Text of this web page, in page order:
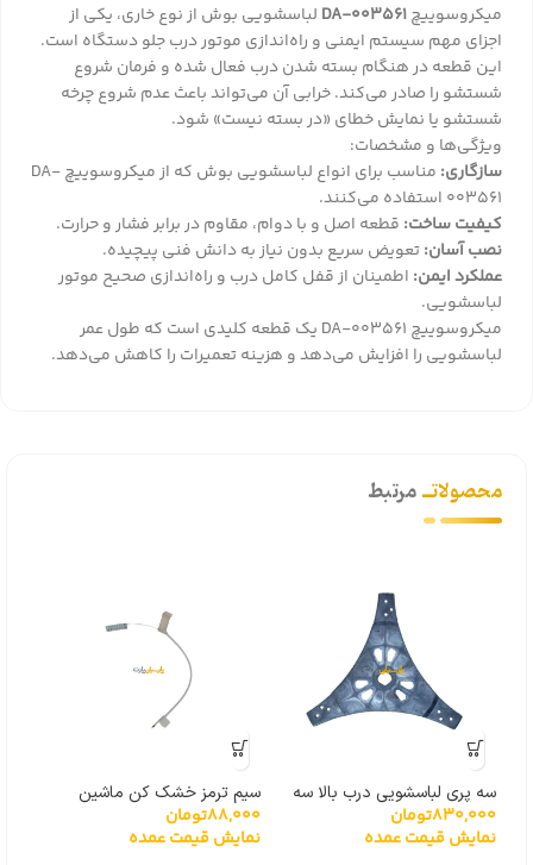
میکروسوییچDA-003561 لباسشویی بوش از نوع خاری، یکی از
اجزای مهم سیستم ایمنی و راه‌اندازی موتور درب جلو دستگاه است.
این قطعه در هنگام بسته شدن درب فعال شده و فرمان شروع
شستشو را صادر می‌کند. خرابی آن می‌تواند باعث عدم شروع چرخه
شستشو یا نمایش خطای «در بسته نیست» شود.
ویژگی‌ها و مشخصات:
سازگاری:
مناسب برای انواع لباسشویی بوش که از میکروسوییچ DA-
003561 استفاده می‌کنند.
کیفیت ساخت: قطعه اصل و با دوام، مقاوم در برابر فشار و حرارت.
نصب آسان:تعویض سریع بدون نیاز به دانش فنی پیچیده.
عملکرد ایمن: اطمینان از قفل کامل درب و راه‌اندازی صحیح موتور
لباسشویی.
میکروسوییچ DA-003561 یک قطعه کلیدی است که طول عمر
لباسشویی را افزایش می‌دهد و هزینه تعمیرات را کاهش می‌دهد.
محصولاتــمرتبط
سه پری لباسشویی درب بالا سه
پیچ
830,000تومان
نمایش قیمت عمده
سیم ترمز خشک کن ماشین
لباسشویی
88,000تومان
نمایش قیمت عمده